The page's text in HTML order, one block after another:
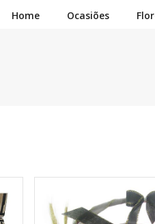
Home Ocasiões